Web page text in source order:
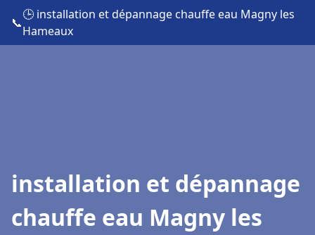
📞
🕒 installation et dépannage chauffe eau Magny les
Hameaux
installation et dépannage
chauffe eau Magny les